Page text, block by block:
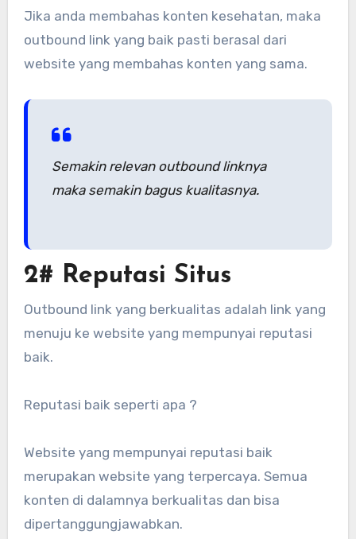
Jika anda membahas konten kesehatan, maka
outbound link yang baik pasti berasal dari
website yang membahas konten yang sama.
Semakin relevan outbound linknya
maka semakin bagus kualitasnya.
2# Reputasi Situs
Outbound link yang berkualitas adalah link yang
menuju ke website yang mempunyai reputasi
baik.
Reputasi baik seperti apa ?
Website yang mempunyai reputasi baik
merupakan website yang terpercaya. Semua
konten di dalamnya berkualitas dan bisa
dipertanggungjawabkan.